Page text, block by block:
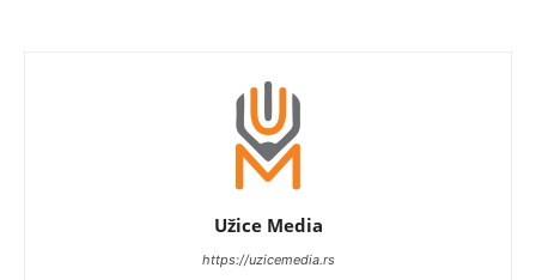
Užice Media
https://uzicemedia.rs